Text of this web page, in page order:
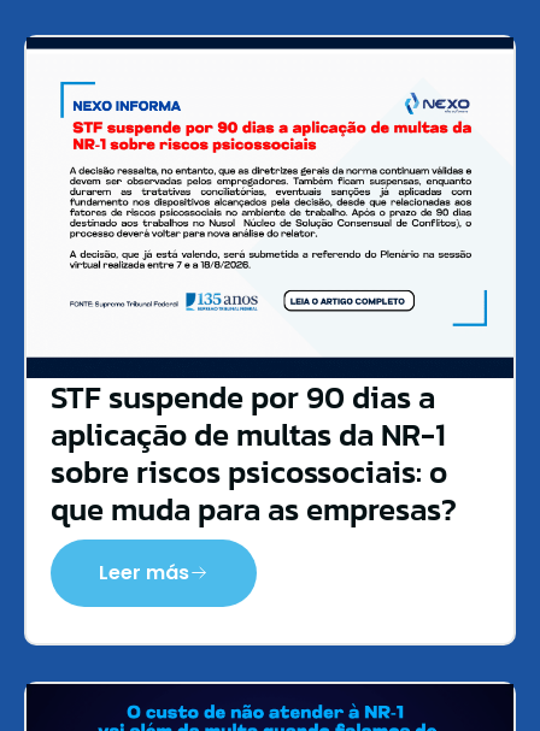
STF suspende por 90 dias a
aplicação de multas da NR-1
sobre riscos psicossociais: o
que muda para as empresas?
Leer más